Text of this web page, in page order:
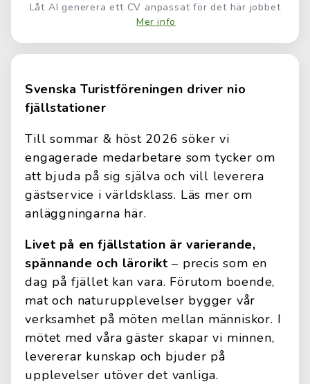
Låt AI generera ett CV anpassat för det här jobbet
Mer info
Svenska Turistföreningen driver nio
fjällstationer
Till sommar & höst 2026 söker vi
engagerade medarbetare som tycker om
att bjuda på sig själva och vill leverera
gästservice i världsklass. Läs mer om
anläggningarna här.
Livet på en fjällstation är varierande,
spännande och lärorikt – precis som en
dag på fjället kan vara. Förutom boende,
mat och naturupplevelser bygger vår
verksamhet på möten mellan människor. I
mötet med våra gäster skapar vi minnen,
levererar kunskap och bjuder på
upplevelser utöver det vanliga.